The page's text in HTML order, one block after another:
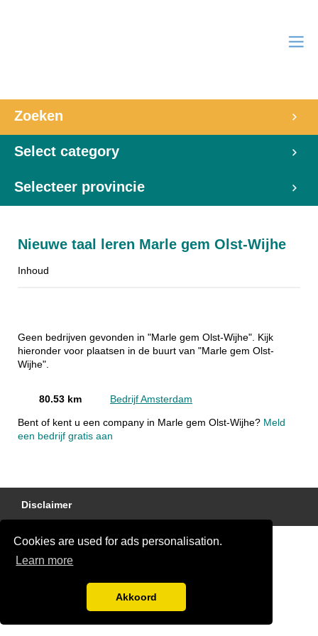
Cookies are used for ads personalisation.
Learn more
Akkoord
Zoeken
Select category
Selecteer provincie
Nieuwe taal leren Marle gem Olst-Wijhe
Inhoud
Geen bedrijven gevonden in "Marle gem Olst-Wijhe". Kijk
hieronder voor plaatsen in de buurt van "Marle gem Olst-
Wijhe".
80.53 km Bedrijf Amsterdam
Bent of kent u een company in Marle gem Olst-Wijhe? Meld
een bedrijf gratis aan
Disclaimer